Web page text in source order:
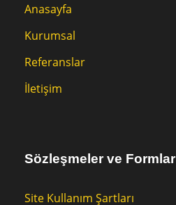
Anasayfa
Kurumsal
Referanslar
İletişim
Sözleşmeler ve Formlar
Site Kullanım Şartları